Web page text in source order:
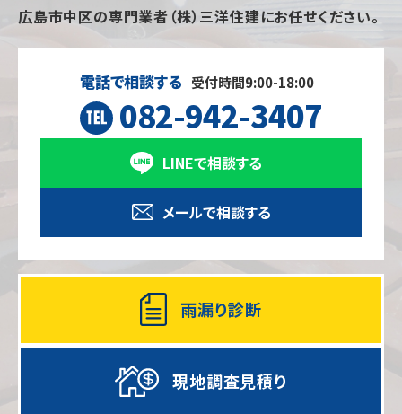
広島市中区の専門業者（株）三洋住建にお任せください。
電話で相談する 受付時間9:00-18:00
082-942-3407
LINEで相談する
メールで相談する
雨漏り診断
現地調査見積り